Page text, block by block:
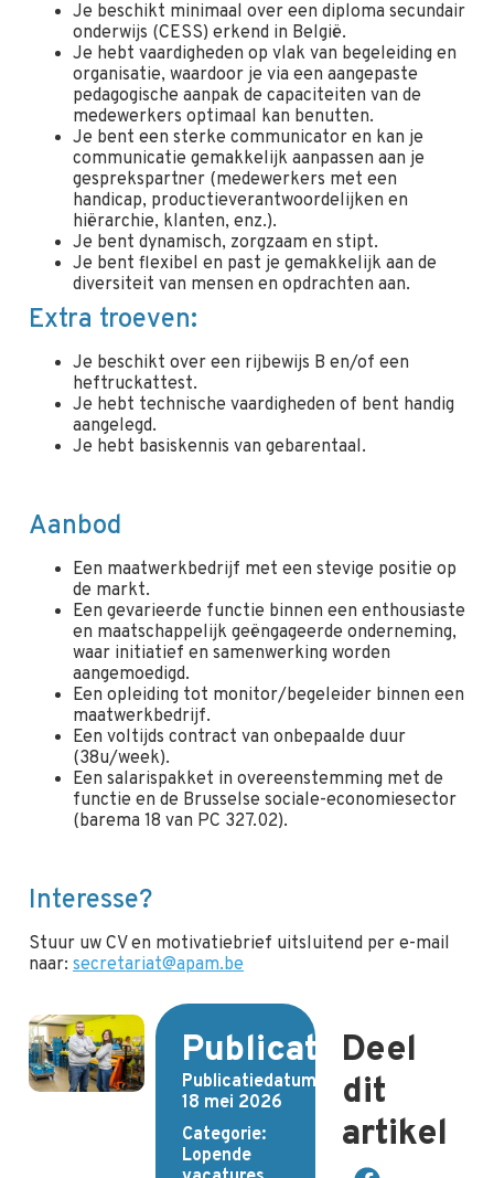
Je beschikt minimaal over een diploma secundair
onderwijs (CESS) erkend in België.
Je hebt vaardigheden op vlak van begeleiding en
organisatie, waardoor je via een aangepaste
pedagogische aanpak de capaciteiten van de
medewerkers optimaal kan benutten.
Je bent een sterke communicator en kan je
communicatie gemakkelijk aanpassen aan je
gesprekspartner (medewerkers met een
handicap, productieverantwoordelijken en
hiërarchie, klanten, enz.).
Je bent dynamisch, zorgzaam en stipt.
Je bent flexibel en past je gemakkelijk aan de
diversiteit van mensen en opdrachten aan.
Extra troeven:
Je beschikt over een rijbewijs B en/of een
heftruckattest.
Je hebt technische vaardigheden of bent handig
aangelegd.
Je hebt basiskennis van gebarentaal.
Aanbod
Een maatwerkbedrijf met een stevige positie op
de markt.
Een gevarieerde functie binnen een enthousiaste
en maatschappelijk geëngageerde onderneming,
waar initiatief en samenwerking worden
aangemoedigd.
Een opleiding tot monitor/begeleider binnen een
maatwerkbedrijf.
Een voltijds contract van onbepaalde duur
(38u/week).
Een salarispakket in overeenstemming met de
functie en de Brusselse sociale-economiesector
(barema 18 van PC 327.02).
Interesse?
Stuur uw CV en motivatiebrief uitsluitend per e-mail
naar: secretariat@apam.be
Publicatiedetails
Publicatiedatum:
18 mei 2026
Categorie:
Lopende
Deel
dit
artikel